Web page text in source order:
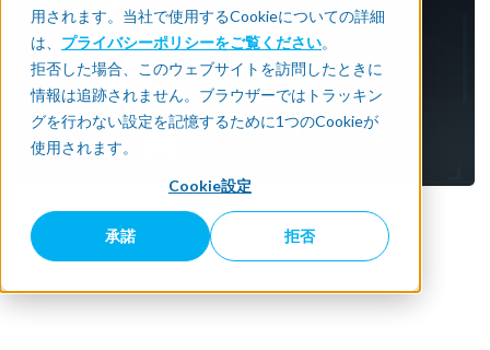
用されます。当社で使用するCookieについての詳細
は、 プライバシーポリシーをご覧ください。
拒否した場合、このウェブサイトを訪問したときに
情報は追跡されません。ブラウザーではトラッキン
グを行わない設定を記憶するために1つのCookieが
使用されます。
Cookie設定
承諾 拒否